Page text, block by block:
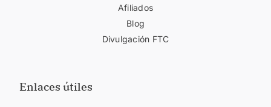
Afiliados
Blog
Divulgación FTC
Enlaces útiles